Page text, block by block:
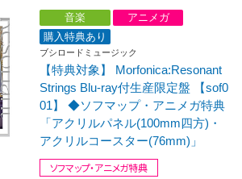
音楽
アニメガ
購入特典あり
ブシロードミュージック
【特典対象】 Morfonica:Resonant
Strings Blu-ray付生産限定盤 【sof0
01】 ◆ソフマップ・アニメガ特典
「アクリルパネル(100mm四方)・
アクリルコースター(76mm)」
ソフマップ・アニメガ特典